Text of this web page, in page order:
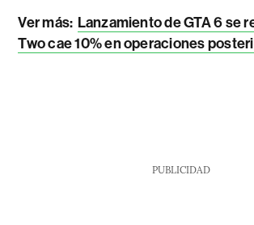
Ver más: Lanzamiento de GTA 6 se
Two cae 10% en operaciones
PUBLICIDAD